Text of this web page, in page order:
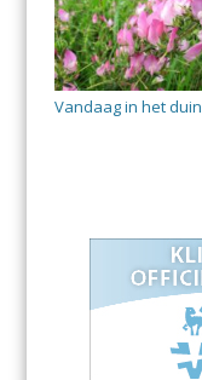
Vandaag in het duin